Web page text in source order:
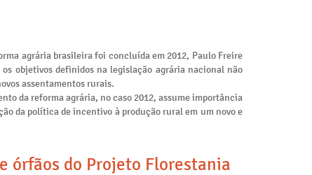
agrária brasileira foi concluída em 2012, Paulo Freire
objetivos definidos na legislação agrária nacional não
assentamentos rurais.
da reforma agrária, no caso 2012, assume importância
da política de incentivo à produção rural em um novo e
órfãos do Projeto Florestania